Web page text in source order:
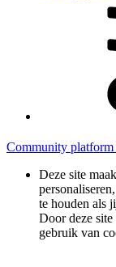
Community
Deze site
te houden als
Door deze
gebruik van